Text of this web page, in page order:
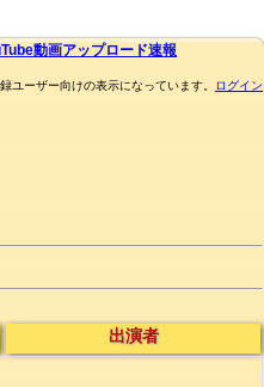
動画アップロード速報
ユーザー向けの表示になっています。 ログイン
出演者